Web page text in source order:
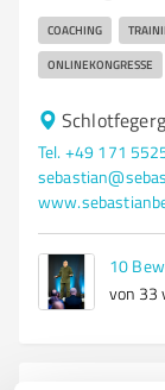
COACHING
ONLINEKONGRESSE
Tel. +49 171
10
von 33